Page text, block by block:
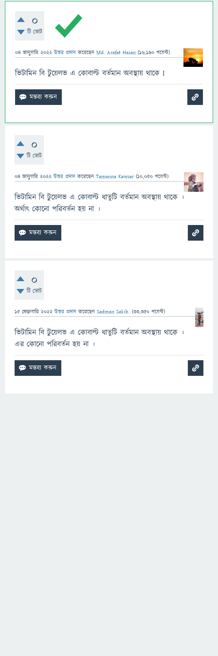
0
টি ভোট
04 জানুয়ারি 2022 উত্তর প্রদান করেছেন Md. Arafat Hasan (16,190 পয়েন্ট)
ভিটামিন বি টুয়েলভ এ কোবাল্ট বর্তমান অবস্থায় থাকে I
0
টি ভোট
04 জানুয়ারি 2022 উত্তর প্রদান করেছেন Tamanna Kawsar (10,050 পয়েন্ট)
ভিটামিন বি টুয়েলভ এ কোবাল্ট ধাতুটি বর্তমান অবস্থায় থাকে ।
অর্থাৎ কোনো পরিবর্তন হয় না ।
0
টি ভোট
15 ফেব্রুয়ারি 2022 উত্তর প্রদান করেছেন Sadman Sakib. (33,350 পয়েন্ট)
ভিটামিন বি টুয়েলভ এ কোবাল্ট ধাতুটি বর্তমান অবস্থায় থাকে ।
এর কোনো পরিবর্তন হয় না ।